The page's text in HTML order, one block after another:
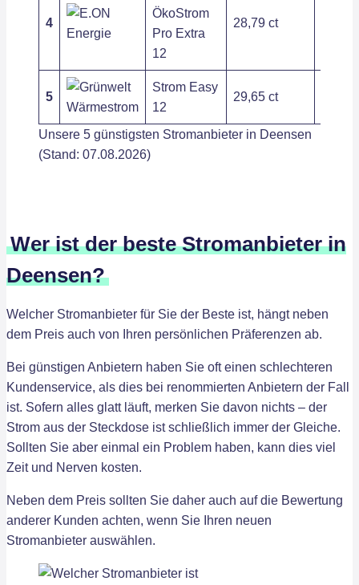
4
ÖkoStrom
Pro Extra
12
28,79 ct
5
Strom Easy
12
29,65 ct
Unsere 5 günstigsten Stromanbieter in Deensen
(Stand: 07.08.2026)
Wer ist der beste Stromanbieter in
Deensen?
Welcher Stromanbieter für Sie der Beste ist, hängt neben
dem Preis auch von Ihren persönlichen Präferenzen ab.
Bei günstigen Anbietern haben Sie oft einen schlechteren
Kundenservice, als dies bei renommierten Anbietern der Fall
ist. Sofern alles glatt läuft, merken Sie davon nichts – der
Strom aus der Steckdose ist schließlich immer der Gleiche.
Sollten Sie aber einmal ein Problem haben, kann dies viel
Zeit und Nerven kosten.
Neben dem Preis sollten Sie daher auch auf die Bewertung
anderer Kunden achten, wenn Sie Ihren neuen
Stromanbieter auswählen.